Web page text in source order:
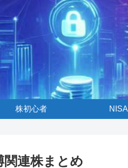
株初心者 NISA
関連株まとめ